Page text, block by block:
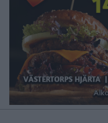
STADSDEL
PRENUMERATION
SPORT
ÅSIKTER